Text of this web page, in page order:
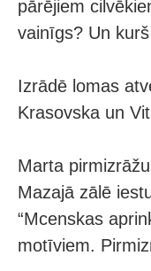
pārējiem
vainīgs? Un
Izrādē lomas
Krasovska un
Marta
Mazajā zālē
“Mcenskas
motīviem.